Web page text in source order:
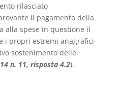
rilasciato
il pagamento della
alla spese in questione il
i propri estremi anagrafici
sostenimento delle
n. 11, risposta 4.2).